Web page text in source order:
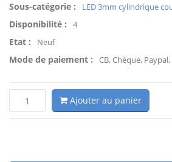
Sous-catégorie : LED 3mm cylindrique
Disponibilité : 4
Etat : Neuf
Mode de paiement : CB, Chèque,
Ajouter au panier